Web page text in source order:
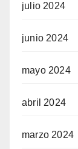
julio 2024
junio 2024
mayo 2024
abril 2024
marzo 2024